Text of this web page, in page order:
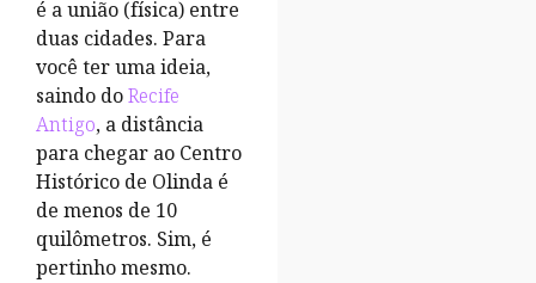
é a união (física) entre
duas cidades. Para
você ter uma ideia,
saindo doRecife
Antigo, a distância
para chegar ao Centro
Histórico de Olinda é
de menos de 10
quilômetros. Sim, é
pertinho mesmo.